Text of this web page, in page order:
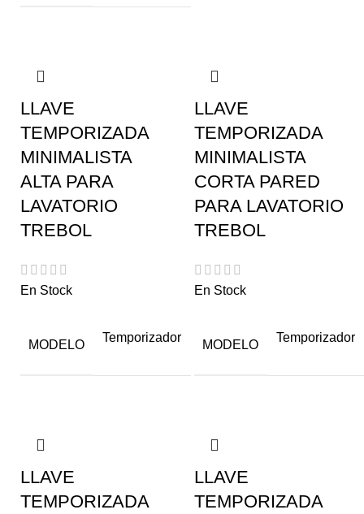
LLAVE
TEMPORIZADA
MINIMALISTA
ALTA PARA
LAVATORIO
TREBOL
En Stock
MODELO
Temporizador
LLAVE
TEMPORIZADA
MINIMALISTA
CORTA PARED
PARA LAVATORIO
TREBOL
En Stock
MODELO
Temporizador
LLAVE
TEMPORIZADA
LLAVE
TEMPORIZADA